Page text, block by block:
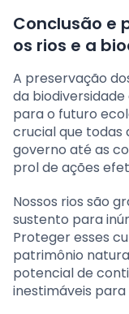
Conclusão e
os rios e a
A preservação
da
para o futuro
crucial que todas
governo até as
prol de ações
Nossos rios são
sustento para
Proteger esses
patrimônio
potencial de
inestimáveis